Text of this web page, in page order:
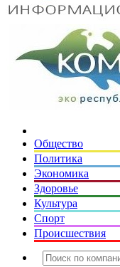
Общество
Политика
Экономика
Здоровье
Культура
Спорт
Происшествия